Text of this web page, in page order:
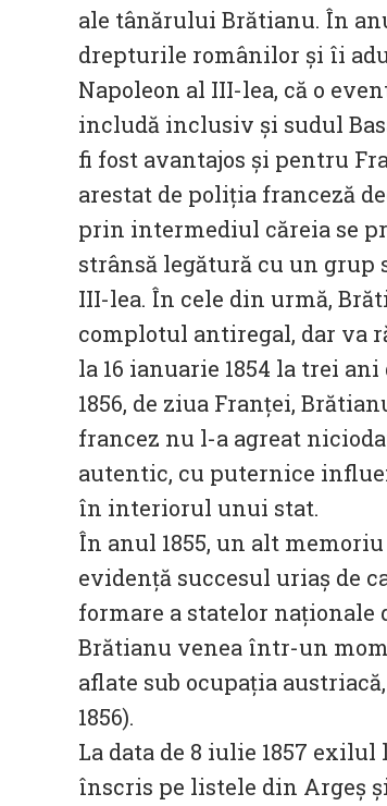
ale tânărului Brătianu. În
drepturile românilor și îi
Napoleon al III-lea, că o
includă inclusiv și sudul
fi fost avantajos și pentru
arestat de poliția franceză
prin intermediul căreia se
strânsă legătură cu un grup
III-lea. În cele din urmă,
complotul antiregal, dar va
la 16 ianuarie 1854 la trei
1856, de ziua Franței,
francez nu l-a agreat
autentic, cu puternice
în interiorul unui stat.
În anul 1855, un alt
evidență succesul uriaș de
formare a statelor naționale
Brătianu venea într-un
aflate sub ocupația
1856).
La data de 8 iulie 1857
înscris pe listele din Argeș